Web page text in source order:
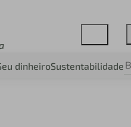
dinheiroSustentabilidade